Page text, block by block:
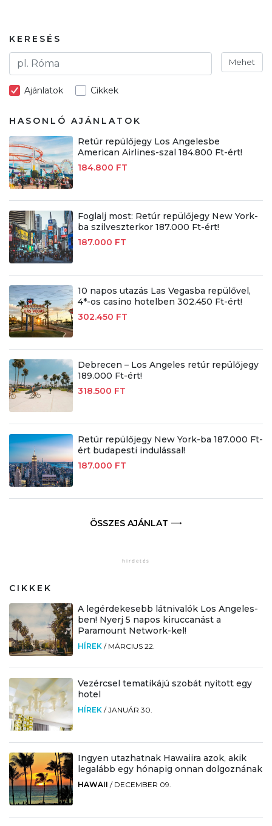
KERESÉS
Mehet
Ajánlatok Cikkek
HASONLÓ AJÁNLATOK
Retúr repülőjegy Los Angelesbe
American Airlines-szal 184.800 Ft-ért!
184.800 FT
Foglalj most: Retúr repülőjegy New York-
ba szilveszterkor 187.000 Ft-ért!
187.000 FT
10 napos utazás Las Vegasba repülővel,
4*-os casino hotelben 302.450 Ft-ért!
302.450 FT
Debrecen – Los Angeles retúr repülőjegy
189.000 Ft-ért!
318.500 FT
Retúr repülőjegy New York-ba 187.000 Ft-
ért budapesti indulással!
187.000 FT
ÖSSZES AJÁNLAT
CIKKEK
A legérdekesebb látnivalók Los Angeles-
ben! Nyerj 5 napos kiruccanást a
Paramount Network-kel!
HÍREK / MÁRCIUS 22.
Vezércsel tematikájú szobát nyitott egy
hotel
HÍREK /JANUÁR 30.
Ingyen utazhatnak Hawaiira azok, akik
legalább egy hónapig onnan dolgoznának
HAWAII / DECEMBER 09.